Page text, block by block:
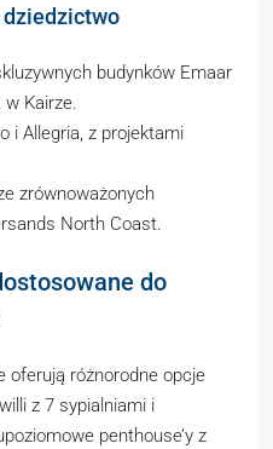
budynków Emaar
Kairze.
i Allegria, z projektami
zrównoważonych
North Coast.
do
oferują różnorodne opcje
z 7 sypialniami i
penthouse’y z